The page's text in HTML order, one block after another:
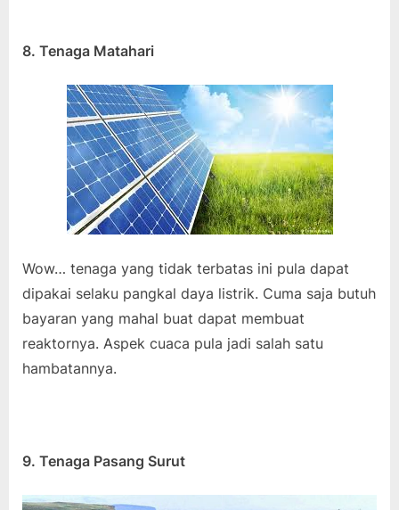
8. Tenaga Matahari
Wow… tenaga yang tidak terbatas ini pula dapat
dipakai selaku pangkal daya listrik. Cuma saja butuh
bayaran yang mahal buat dapat membuat
reaktornya. Aspek cuaca pula jadi salah satu
hambatannya.
9. Tenaga Pasang Surut